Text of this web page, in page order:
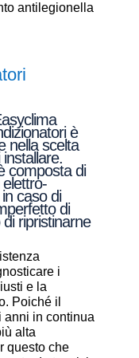
antilegionella
è
nella scelta
composta di
caso di
di
ripristinarne
i
e la
Poiché il
anni in continua
alta
questo che